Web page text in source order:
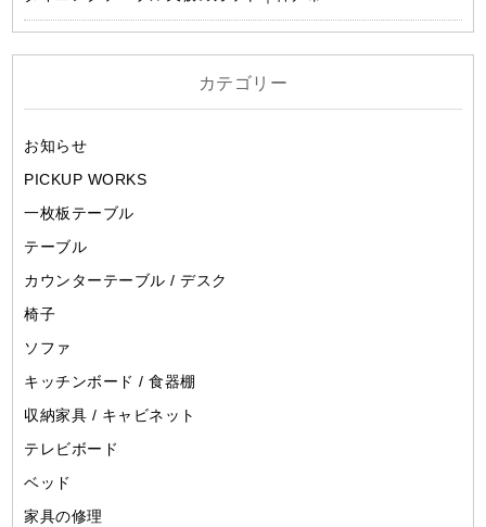
カテゴリー
お知らせ
PICKUP WORKS
一枚板テーブル
テーブル
カウンターテーブル / デスク
椅子
ソファ
キッチンボード / 食器棚
収納家具 / キャビネット
テレビボード
ベッド
家具の修理